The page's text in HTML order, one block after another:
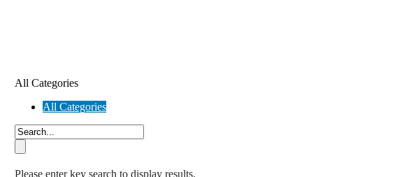
All Categories
All Categories
Please enter key search to display results.